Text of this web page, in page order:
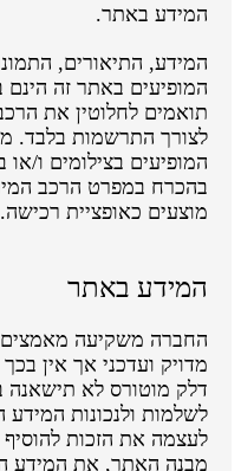
המידע באתר.
המידע, התיאורים,
המופיעים באתר זה הינם
תואמים לחלוטין את הרכב
לצורך התרשמות בלבד.
המופיעים בצילומים ו/או
בהכרח במפרט הרכב
מוצעים כאופציית רכישה.
המידע באתר
החברה משקיעה מאמצים
מדויק ועדכני אך אין בכך
דלק מוטורס לא תישאנה
לשלמות ולנכונות המידע
לעצמה את הזכות להוסיף
מבנה האתר, את המידע